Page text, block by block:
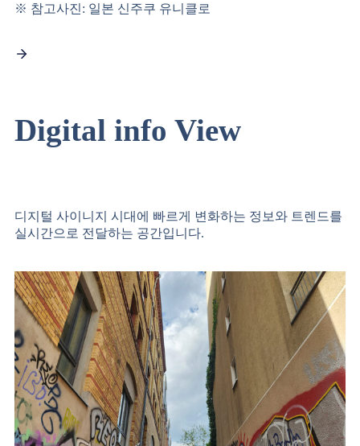
※ 참고사진: 일본 신주쿠 유니클로
Digital info View
디지털 사이니지 시대에 빠르게 변화하는 정보와 트렌드를
실시간으로 전달하는 공간입니다.